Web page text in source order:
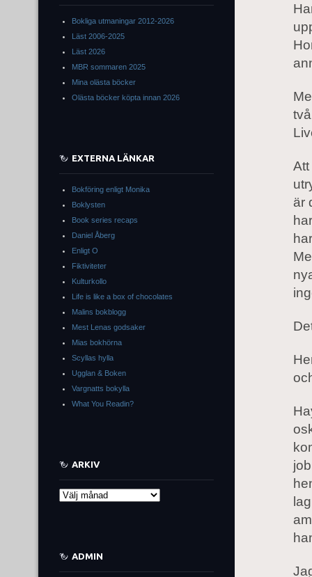
är
Bokliga utmaningar 2012-2026
Läst 2006-2025
Läst 2026
MBR sommaren 2025
Mina olästa böcker
Olästa böcker köpta innan 2026
EXTERNA LÄNKAR
Bokföring enligt Monika
Boklysten
Book series recaps
Daniel Åberg
Enligt O
Fiktiviteter
Kulturkollo
Life is like a box of chocolates
Malins bokblogg
Mest Lenas godsaker
Mias bokhörna
Scyllas hylla
Ugglan & Boken
Vargnatts bokylla
What You Readin?
ARKIV
Arkiv
ADMIN